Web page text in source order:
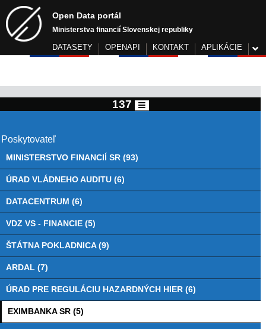
Open Data portál
Ministerstva financií Slovenskej republiky
DATASETY OPENAPI KONTAKT APLIKÁCIE
137
Poskytovateľ
MINISTERSTVO FINANCIÍ SR (93)
ÚRAD VLÁDNEHO AUDITU (6)
DATACENTRUM (6)
VDZ VS - FINANCIE (5)
ŠTÁTNA POKLADNICA (9)
ARDAL (7)
ÚRAD PRE REGULÁCIU HAZARDNÝCH HIER (6)
EXIMBANKA SR (5)